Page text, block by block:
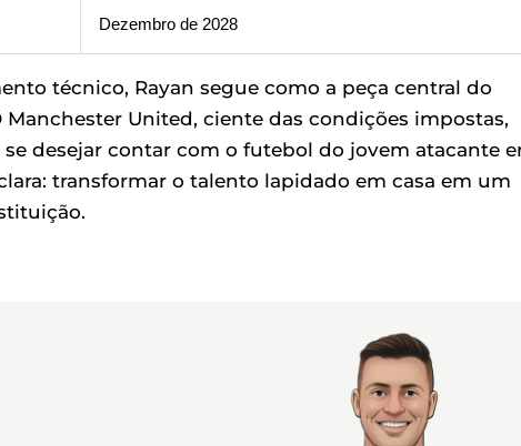
Dezembro de 2028
técnico, Rayan segue como a peça central do
United, ciente das condições impostas,
desejar contar com o futebol do jovem atacante
transformar o talento lapidado em casa em um